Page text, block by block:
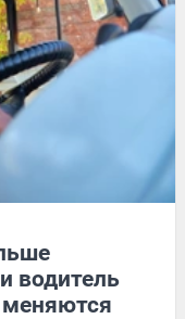
водитель
меняются